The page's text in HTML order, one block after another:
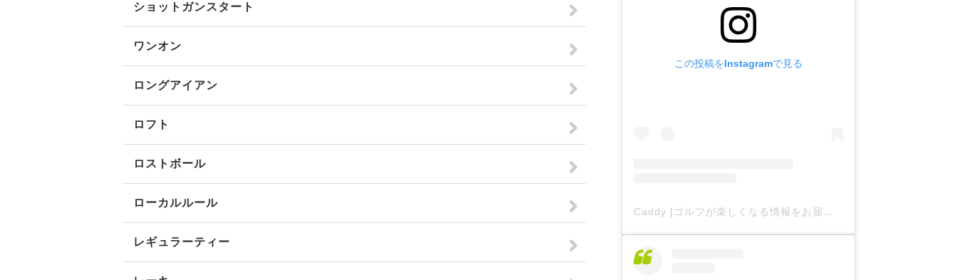
ショットガンスタート
ワンオン
ロングアイアン
ロフト
ロストボール
ローカルルール
レギュラーティー
この投稿をInstagramで見る
Caddy [ゴルフが楽しくなる情報をお届け